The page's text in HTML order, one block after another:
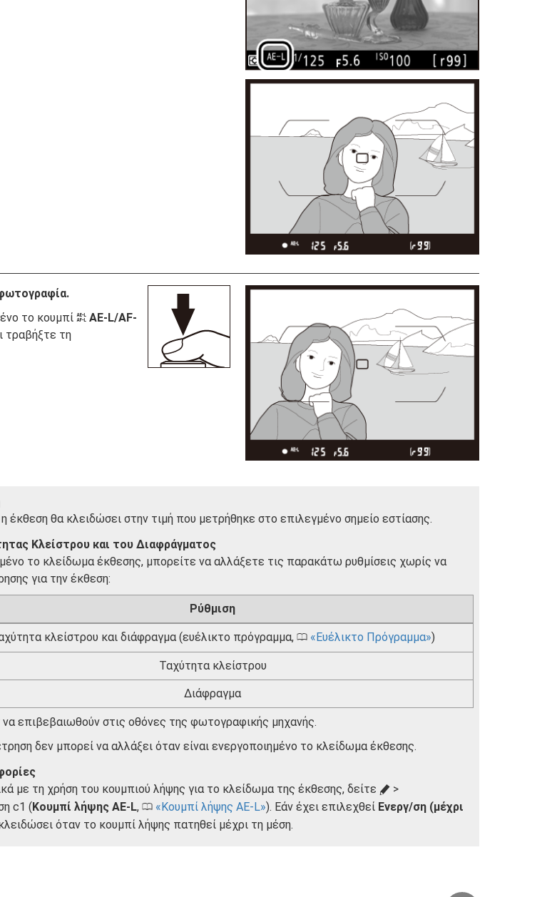
το κουμπί A AE-L/AF-
τραβήξτε τη
έκθεση θα κλειδώσει στην τιμή που μετρήθηκε στο επιλεγμένο σημείο εστίασης.
Κλείστρου και του Διαφράγματος
το κλείδωμα έκθεσης, μπορείτε να αλλάξετε τις παρακάτω ρυθμίσεις χωρίς να
για την έκθεση:
Ρύθμιση
κλείστρου και διάφραγμα (ευέλικτο πρόγραμμα, 0 Ευέλικτο Πρόγραμμα )
Ταχύτητα κλείστρου
Διάφραγμα
επιβεβαιωθούν στις οθόνες της φωτογραφικής μηχανής.
δεν μπορεί να αλλάξει όταν είναι ενεργοποιημένο το κλείδωμα έκθεσης.
με τη χρήση του κουμπιού λήψης για το κλείδωμα της έκθεσης, δείτε A>
c1 (Κουμπί λήψης AE-L, 0 Κουμπί λήψης AE-L ). Εάν έχει επιλεχθεί Ενεργ/ση (μέχρι
όταν το κουμπί λήψης πατηθεί μέχρι τη μέση.